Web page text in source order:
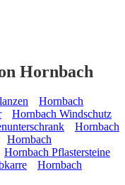
Hornbach
Hornbach
Hornbach Windschutz
Hornbach
Hornbach
Hornbach Pflastersteine
Hornbach